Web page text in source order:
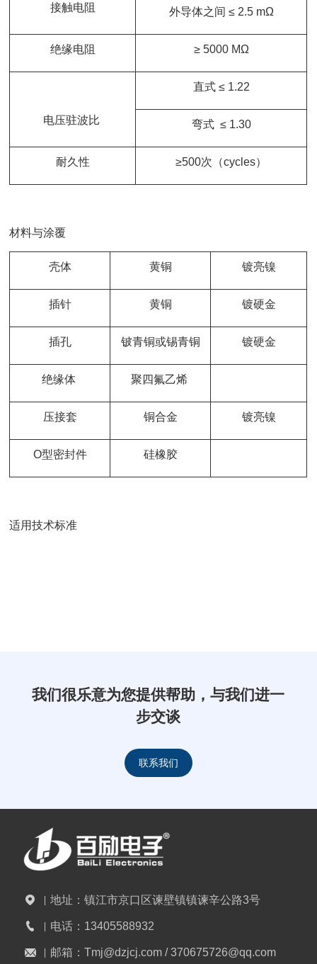
接触电阻 外导体之间 ≤ 2.5 mΩ
绝缘电阻 ≥ 5000 MΩ
电压驻波比
直式 ≤ 1.22
弯式 ≤ 1.30
耐久性 ≥500次（cycles）
材料与涂覆
壳体 黄铜 镀亮镍
插针 黄铜 镀硬金
插孔 铍青铜或锡青铜 镀硬金
绝缘体 聚四氟乙烯
压接套 铜合金 镀亮镍
O型密封件 硅橡胶
适用技术标准
我们很乐意为您提供帮助，与我们进一
步交谈
联系我们
地址： 镇江市京口区谏壁镇镇谏辛公路3号
电话： 13405588932
邮箱： Tmj@dzjcj.com / 370675726@qq.com